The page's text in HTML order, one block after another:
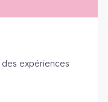
expériences